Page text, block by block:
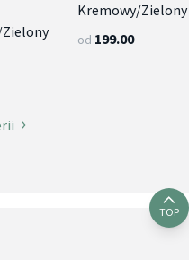
Kremowy/Zielony
od 199.00
TOP